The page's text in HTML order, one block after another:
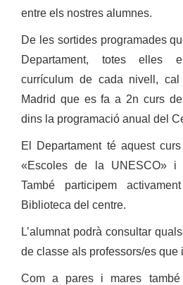
entre els nostres alumnes.
De les sortides programades
Departament, totes elles
currículum de cada nivell,
Madrid que es fa a 2n curs
dins la programació anual del
El Departament té aquest
«Escoles de la UNESCO» i
També participem
Biblioteca del centre.
L’alumnat podrà consultar
de classe als professors/es que
Com a pares i mares